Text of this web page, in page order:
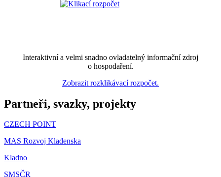
Interaktivní a velmi snadno ovladatelný informační zdroj
o hospodaření.
Zobrazit rozklikávací rozpočet.
Partneři, svazky, projekty
CZECH POINT
MAS Rozvoj Kladenska
Kladno
SMSČR